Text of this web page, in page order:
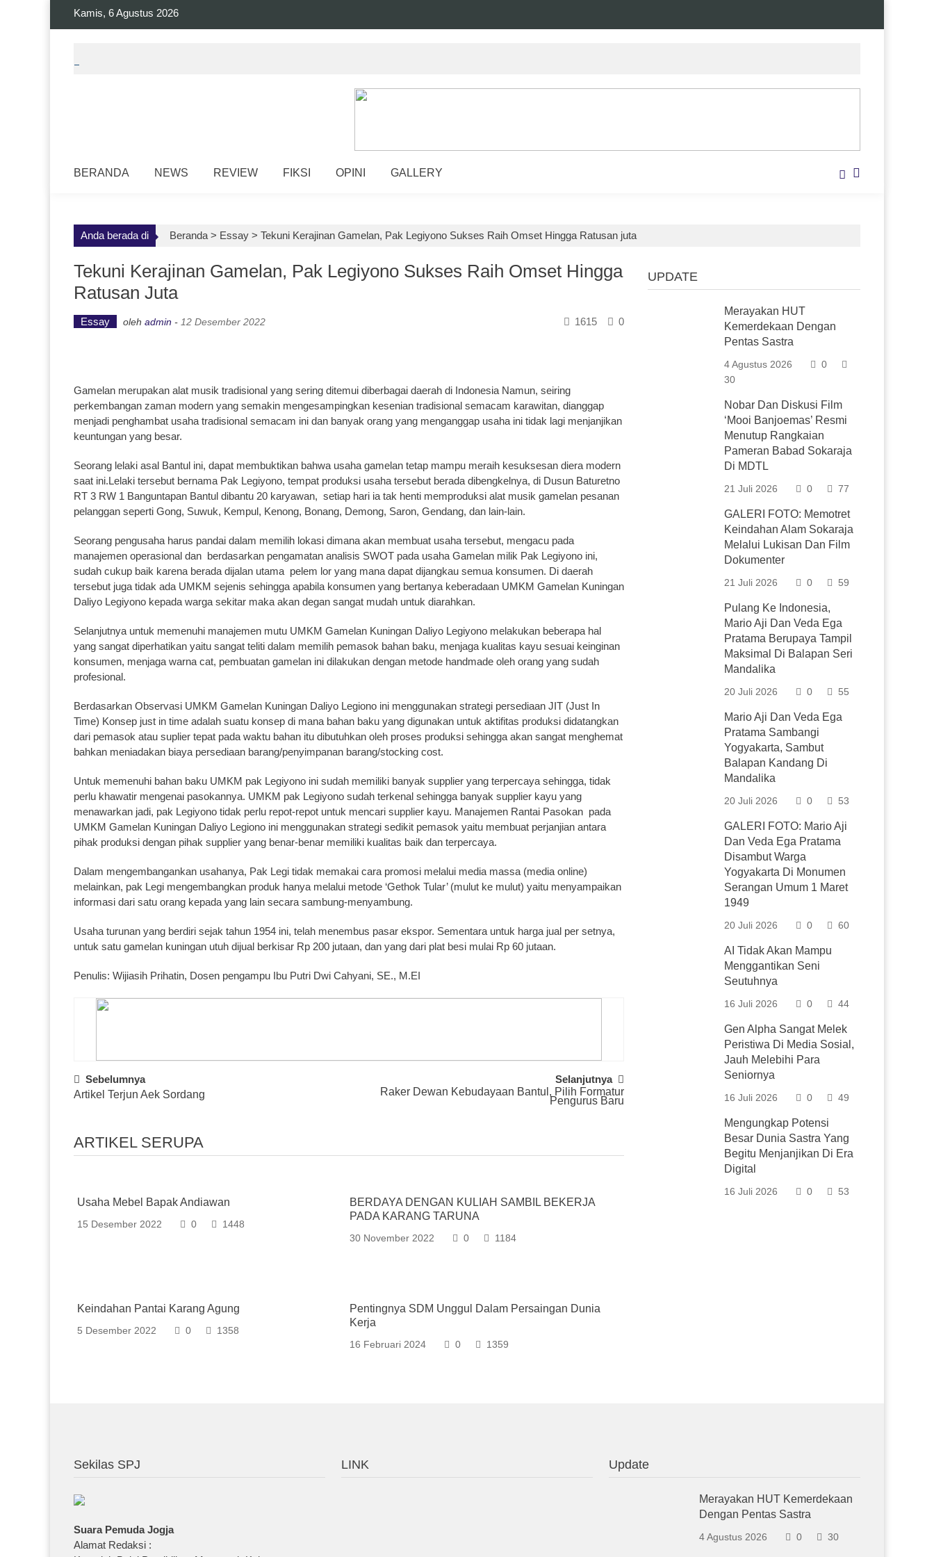
Kamis, 6 Agustus 2026
BERANDA NEWS REVIEW FIKSI OPINI GALLERY
Anda berada di Beranda > Essay > Tekuni Kerajinan Gamelan, Pak Legiyono Sukses Raih Omset Hingga Ratusan juta
Tekuni Kerajinan Gamelan, Pak Legiyono Sukses Raih Omset Hingga
Ratusan Juta
Essay oleh admin - 12 Desember 2022 0
1615
Gamelan merupakan alat musik tradisional yang sering ditemui diberbagai daerah di Indonesia Namun, seiring
perkembangan zaman modern yang semakin mengesampingkan kesenian tradisional semacam karawitan, dianggap
menjadi penghambat usaha tradisional semacam ini dan banyak orang yang menganggap usaha ini tidak lagi menjanjikan
keuntungan yang besar.
Seorang lelaki asal Bantul ini, dapat membuktikan bahwa usaha gamelan tetap mampu meraih kesuksesan diera modern
saat ini.Lelaki tersebut bernama Pak Legiyono, tempat produksi usaha tersebut berada dibengkelnya, di Dusun Baturetno
RT 3 RW 1 Banguntapan Bantul dibantu 20 karyawan, setiap hari ia tak henti memproduksi alat musik gamelan pesanan
pelanggan seperti Gong, Suwuk, Kempul, Kenong, Bonang, Demong, Saron, Gendang, dan lain-lain.
Seorang pengusaha harus pandai dalam memilih lokasi dimana akan membuat usaha tersebut, mengacu pada
manajemen operasional dan berdasarkan pengamatan analisis SWOT pada usaha Gamelan milik Pak Legiyono ini,
sudah cukup baik karena berada dijalan utama pelem lor yang mana dapat dijangkau semua konsumen. Di daerah
tersebut juga tidak ada UMKM sejenis sehingga apabila konsumen yang bertanya keberadaan UMKM Gamelan Kuningan
Daliyo Legiyono kepada warga sekitar maka akan degan sangat mudah untuk diarahkan.
Selanjutnya untuk memenuhi manajemen mutu UMKM Gamelan Kuningan Daliyo Legiyono melakukan beberapa hal
yang sangat diperhatikan yaitu sangat teliti dalam memilih pemasok bahan baku, menjaga kualitas kayu sesuai keinginan
konsumen, menjaga warna cat, pembuatan gamelan ini dilakukan dengan metode handmade oleh orang yang sudah
profesional.
Berdasarkan Observasi UMKM Gamelan Kuningan Daliyo Legiono ini menggunakan strategi persediaan JIT (Just In
Time) Konsep just in time adalah suatu konsep di mana bahan baku yang digunakan untuk aktifitas produksi didatangkan
dari pemasok atau suplier tepat pada waktu bahan itu dibutuhkan oleh proses produksi sehingga akan sangat menghemat
bahkan meniadakan biaya persediaan barang/penyimpanan barang/stocking cost.
Untuk memenuhi bahan baku UMKM pak Legiyono ini sudah memiliki banyak supplier yang terpercaya sehingga, tidak
perlu khawatir mengenai pasokannya. UMKM pak Legiyono sudah terkenal sehingga banyak supplier kayu yang
menawarkan jadi, pak Legiyono tidak perlu repot-repot untuk mencari supplier kayu. Manajemen Rantai Pasokan pada
UMKM Gamelan Kuningan Daliyo Legiono ini menggunakan strategi sedikit pemasok yaitu membuat perjanjian antara
pihak produksi dengan pihak supplier yang benar-benar memiliki kualitas baik dan terpercaya.
Dalam mengembangankan usahanya, Pak Legi tidak memakai cara promosi melalui media massa (media online)
melainkan, pak Legi mengembangkan produk hanya melalui metode ‘Gethok Tular’ (mulut ke mulut) yaitu menyampaikan
informasi dari satu orang kepada yang lain secara sambung-menyambung.
Usaha turunan yang berdiri sejak tahun 1954 ini, telah menembus pasar ekspor. Sementara untuk harga jual per setnya,
untuk satu gamelan kuningan utuh dijual berkisar Rp 200 jutaan, dan yang dari plat besi mulai Rp 60 jutaan.
Penulis: Wijiasih Prihatin, Dosen pengampu Ibu Putri Dwi Cahyani, SE., M.EI
Post
Navigation
Sebelumnya
Artikel Terjun Aek Sordang
Selanjutnya
Raker Dewan Kebudayaan Bantul, Pilih Formatur
Pengurus Baru
ARTIKEL SERUPA
Usaha Mebel Bapak Andiawan
15 Desember 2022 0 1448
BERDAYA DENGAN KULIAH SAMBIL BEKERJA
PADA KARANG TARUNA
30 November 2022 0 1184
Keindahan Pantai Karang Agung
5 Desember 2022 0 1358
Pentingnya SDM Unggul Dalam Persaingan Dunia
Kerja
16 Februari 2024 0 1359
UPDATE
Merayakan HUT
Kemerdekaan Dengan
Pentas Sastra
4 Agustus 2026
0
30
Nobar Dan Diskusi Film
‘Mooi Banjoemas’ Resmi
Menutup Rangkaian
Pameran Babad Sokaraja
Di MDTL
21 Juli 2026 0 77
GALERI FOTO: Memotret
Keindahan Alam Sokaraja
Melalui Lukisan Dan Film
Dokumenter
21 Juli 2026 0 59
Pulang Ke Indonesia,
Mario Aji Dan Veda Ega
Pratama Berupaya Tampil
Maksimal Di Balapan Seri
Mandalika
20 Juli 2026 0 55
Mario Aji Dan Veda Ega
Pratama Sambangi
Yogyakarta, Sambut
Balapan Kandang Di
Mandalika
20 Juli 2026 0 53
GALERI FOTO: Mario Aji
Dan Veda Ega Pratama
Disambut Warga
Yogyakarta Di Monumen
Serangan Umum 1 Maret
1949
20 Juli 2026 0 60
AI Tidak Akan Mampu
Menggantikan Seni
Seutuhnya
16 Juli 2026 0 44
Gen Alpha Sangat Melek
Peristiwa Di Media Sosial,
Jauh Melebihi Para
Seniornya
16 Juli 2026 0 49
Mengungkap Potensi
Besar Dunia Sastra Yang
Begitu Menjanjikan Di Era
Digital
16 Juli 2026 0 53
Sekilas SPJ
Suara Pemuda Jogja
Alamat Redaksi :
LINK Update
Merayakan HUT Kemerdekaan
Dengan Pentas Sastra
4 Agustus 2026 0 30